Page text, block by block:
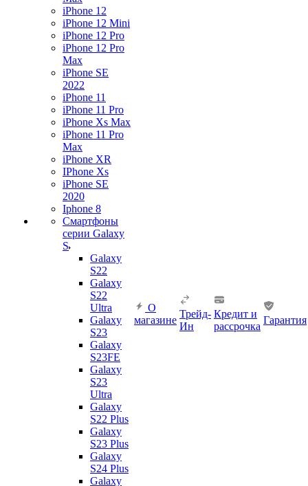
iPhone 12
iPhone 12 Mini
iPhone 12 Pro
iPhone 12 Pro
Max
iPhone SE
2022
iPhone 11
iPhone 11 Pro
iPhone Xs Max
iPhone 11 Pro
Max
iPhone XR
IPhone Xs
iPhone SE
2020
Iphone 8
Смартфоны
серии Galaxy
S
Galaxy
S22
Galaxy
S22
Ultra
Galaxy
S23
Galaxy
S23FE
Galaxy
S23
Ultra
Galaxy
S22 Plus
Galaxy
S23 Plus
Galaxy
S24 Plus
Galaxy
О
магазине
Трейд-
Ин
Кредит и
рассрочка
Гарантия